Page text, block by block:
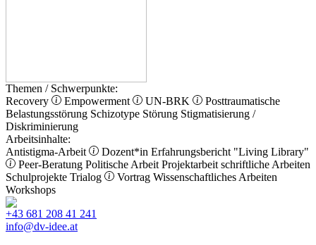
Themen / Schwerpunkte:
Recovery
Empowerment UN-BRK
Posttraumatische
Belastungsstörung Schizotype Störung Stigmatisierung /
Diskriminierung
Arbeitsinhalte:
Antistigma-Arbeit
Dozent*in Erfahrungsbericht "Living Library"
Peer-Beratung Politische Arbeit Projektarbeit schriftliche Arbeiten
Schulprojekte Trialog Vortrag Wissenschaftliches Arbeiten
Workshops
+43 681 208 41 241
info@dv-idee.at